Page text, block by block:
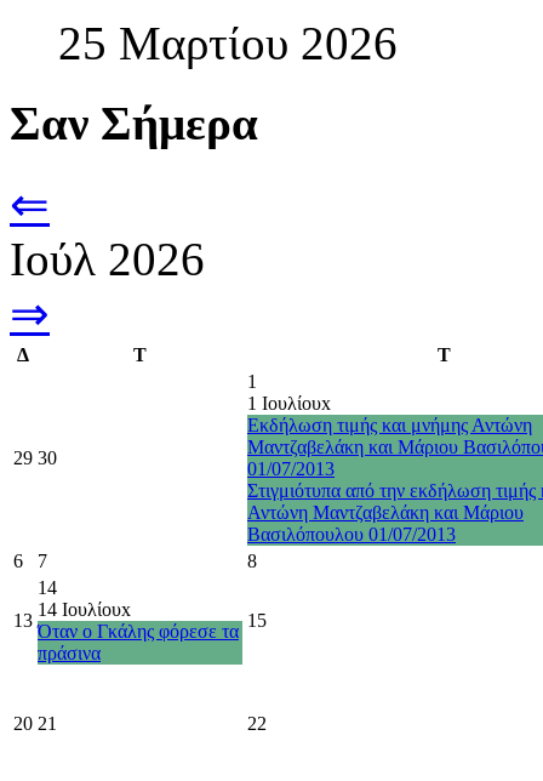
25 Μαρτίου 2026
Σαν Σήμερα
⇐
Ιούλ 2026
⇒
Δ Τ Τ
29 30
1
1 Ιουλίουx
Εκδήλωση τιμής και μνήμης Αντώνη
Μαντζαβελάκη και Μάριου
01/07/2013
Στιγμιότυπα από την εκδήλωση τιμής
Αντώνη Μαντζαβελάκη και Μάριου
Βασιλόπουλου 01/07/2013
6
7 8
13
14
14 Ιουλίουx
Όταν ο Γκάλης φόρεσε τα
πράσινα
15
20 21 22